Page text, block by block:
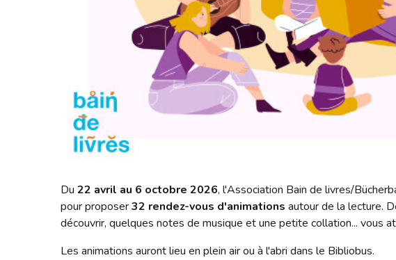
Du 22 avril au 6 octobre 2026, l'Association Bain de livres/
pour proposer32 rendez-vous d'animations autour de la lecture.
découvrir, quelques notes de musique et une petite collation... vous
Les animations auront lieu en plein air ou à l'abri dans le Bibliobus.